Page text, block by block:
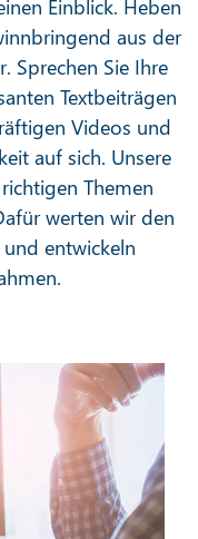
Einblick. Heben
aus der
Sprechen Sie Ihre
Textbeiträgen
Videos und
auf sich. Unsere
Themen
werten wir den
entwickeln